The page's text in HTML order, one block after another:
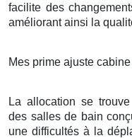
facilite des
améliorant ainsi la
Mes prime ajuste
La allocation se
des salles de bain
une difficultés à la